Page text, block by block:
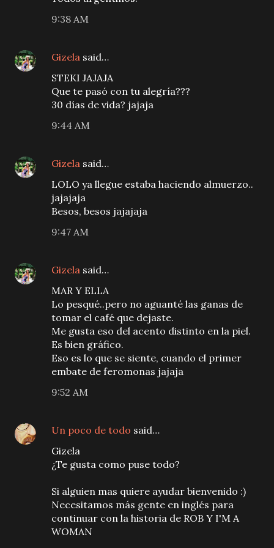
9:38 AM
Gizela said…
STEKI JAJAJA
Que te pasó con tu alegría???
30 días de vida? jajaja
9:44 AM
Gizela said…
LOLO ya llegue estaba haciendo almuerzo..
jajajaja
Besos, besos jajajaja
9:47 AM
Gizela said…
MAR Y ELLA
Lo pesqué..pero no aguanté las ganas de
tomar el café que dejaste.
Me gusta eso del acento distinto en la piel.
Es bien gráfico.
Eso es lo que se siente, cuando el primer
embate de feromonas jajaja
9:52 AM
Un poco de todo said…
Gizela
¿Te gusta como puse todo?
Si alguien mas quiere ayudar bienvenido :)
Necesitamos más gente en inglés para
continuar con la historia de ROB Y I'M A
WOMAN